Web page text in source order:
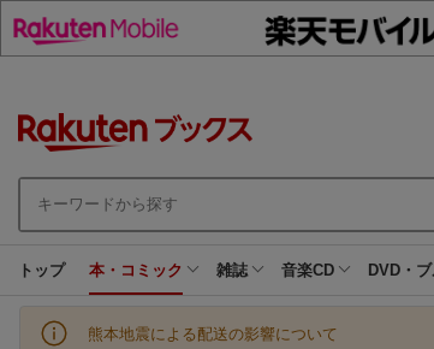
トップ 本・コミック 雑誌 音楽CD DVD・
熊本地震による配送の影響について